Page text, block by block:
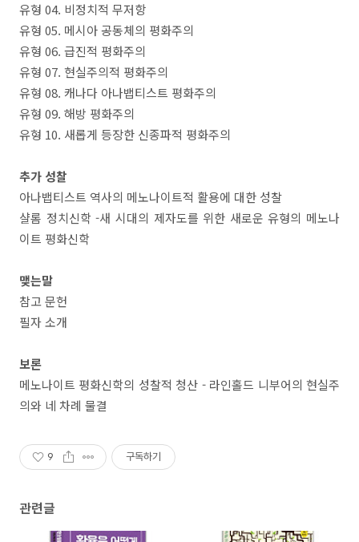
유형 04. 비정치적 무저항
유형 05. 메시아 공동체의 평화주의
유형 06. 급진적 평화주의
유형 07. 현실주의적 평화주의
유형 08. 캐나다 아나뱁티스트 평화주의
유형 09. 해방 평화주의
유형 10. 새롭게 등장한 신종파적 평화주의
추가 성찰
아나뱁티스트 역사의 메노나이트적 활용에 대한 성찰
샬롬 정치신학 -새 시대의 제자도를 위한 새로운 유형의 메노나
이트 평화신학
맺는말
참고 문헌
필자 소개
보론
메노나이트 평화신학의 성찰적 청산 - 라인홀드 니부어의 현실주
의와 네 차례 물결
9 구독하기
관련글